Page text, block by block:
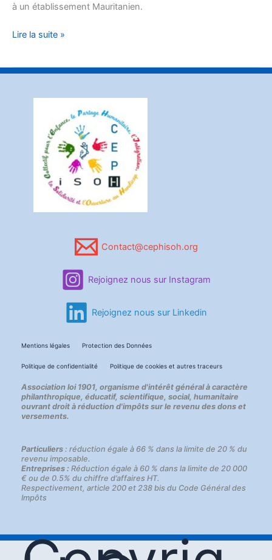
à un établissement Mauritanien.
bloc
Lire la suite »
Contact@cephisoh.org
Rejoignez nous sur Instagram
Rejoignez nous sur Linkedin
Mentions légales Protection des Données
Politique de confidentialité Politique de cookies et autres traceurs
Association loi 1901, organisme d'intérêt général à caractère
philanthropique, éducatif, scientifique, social, humanitaire
ouvrant droit à réduction d'impôts sur le revenu des dons et
versements.
Particuliers : réduction égale à 66 % dans la limite de 20 % du
revenu imposable.
Entreprises : Réduction égale à 60 % dans la limite de 20 000
€ ou de 0.5% du chiffre d’affaires HT.
Respectivement, article 200 et 238 bis du Code Général des
Impôts